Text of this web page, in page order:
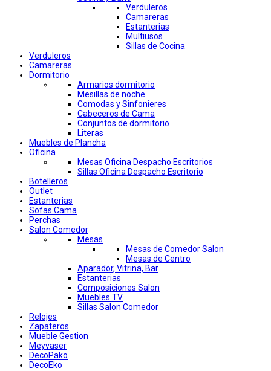
Verduleros
Camareras
Estanterias
Multiusos
Sillas de Cocina
Verduleros
Camareras
Dormitorio
Armarios dormitorio
Mesillas de noche
Comodas y Sinfonieres
Cabeceros de Cama
Conjuntos de dormitorio
Literas
Muebles de Plancha
Oficina
Mesas Oficina Despacho Escritorios
Sillas Oficina Despacho Escritorio
Botelleros
Outlet
Estanterias
Sofas Cama
Perchas
Salon Comedor
Mesas
Mesas de Comedor Salon
Mesas de Centro
Aparador, Vitrina, Bar
Estanterias
Composiciones Salon
Muebles TV
Sillas Salon Comedor
Relojes
Zapateros
Mueble Gestion
Meyvaser
DecoPako
DecoEko